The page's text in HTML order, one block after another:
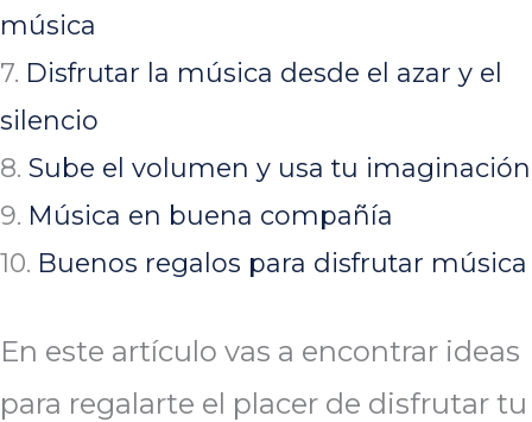
música
7. Disfrutar la música desde el azar y el
silencio
8. Sube el volumen y usa tu imaginación
9. Música en buena compañía
10. Buenos regalos para disfrutar música
En este artículo vas a encontrar ideas
para regalarte el placer de disfrutar tu